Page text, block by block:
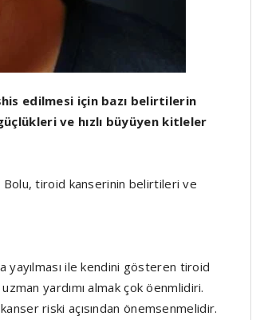
edilmesi için bazı belirtilerin
ve hızlı büyüyen kitleler
tiroid kanserinin belirtileri ve
ile kendini gösteren tiroid
yardımı almak çok öenmlidiri.
riski açısından önemsenmelidir.